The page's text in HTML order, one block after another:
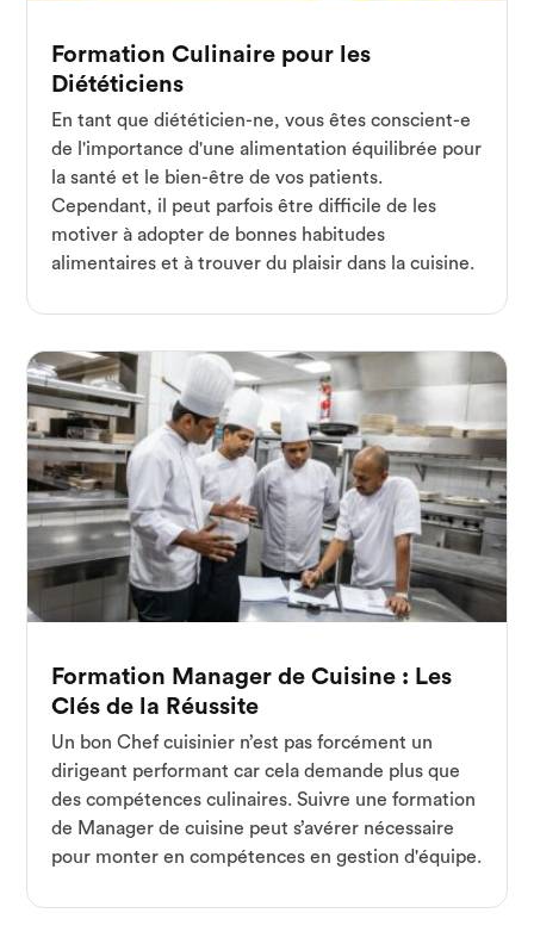
Formation Culinaire pour les
Diététiciens
En tant que diététicien-ne, vous êtes conscient-e
de l'importance d'une alimentation équilibrée pour
la santé et le bien-être de vos patients.
Cependant, il peut parfois être difficile de les
motiver à adopter de bonnes habitudes
alimentaires et à trouver du plaisir dans la cuisine.
Formation Manager de Cuisine : Les
Clés de la Réussite
Un bon Chef cuisinier n’est pas forcément un
dirigeant performant car cela demande plus que
des compétences culinaires. Suivre une formation
de Manager de cuisine peut s’avérer nécessaire
pour monter en compétences en gestion d'équipe.